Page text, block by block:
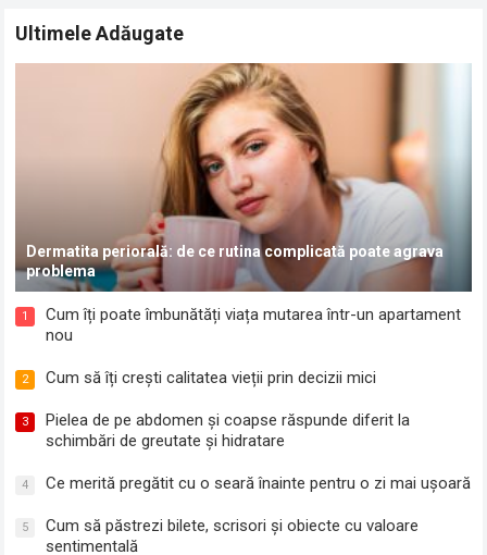
Ultimele Adăugate
Dermatita periorală: de ce rutina complicată poate agrava
problema
1
Cum îți poate îmbunătăți viața mutarea într-un apartament
nou
2 Cum să îți crești calitatea vieții prin decizii mici
3
Pielea de pe abdomen și coapse răspunde diferit la
schimbări de greutate și hidratare
4 Ce merită pregătit cu o seară înainte pentru o zi mai ușoară
5
Cum să păstrezi bilete, scrisori și obiecte cu valoare
sentimentală